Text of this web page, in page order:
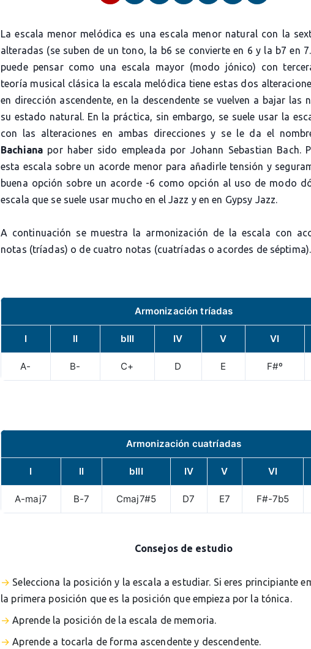
La escala menor melódica es una escala menor natural con la
alteradas (se suben de un tono, la b6 se convierte en 6 y la b7 en
puede pensar como una escala mayor (modo jónico) con
teoría musical clásica la escala melódica tiene estas dos
en dirección ascendente, en la descendente se vuelven a bajar las
su estado natural. En la práctica, sin embargo, se suele usar la
con las alteraciones en ambas direcciones y se le da el
Bachiana por haber sido empleada por Johann Sebastian Bach.
esta escala sobre un acorde menor para añadirle tensión y
buena opción sobre un acorde -6 como opción al uso de modo
escala que se suele usar mucho en el Jazz y en en Gypsy Jazz.
A continuación se muestra la armonización de la escala con
notas (tríadas) o de cuatro notas (cuatríadas o acordes de séptima).
Armonización tríadas
I II bIII IV V VI
A- B- C+ D E F#º
Armonización cuatríadas
I II bIII IV V VI
A-maj7 B-7 Cmaj7#5 D7 E7 F#-7b5
Consejos de estudio
Selecciona la posición y la escala a estudiar. Si eres principiante
la primera posición que es la posición que empieza por la tónica.
Aprende la posición de la escala de memoria.
Aprende a tocarla de forma ascendente y descendente.